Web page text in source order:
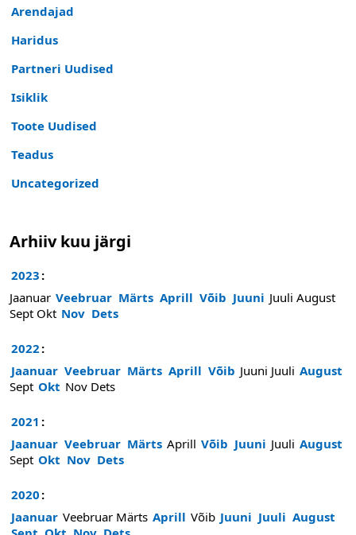
Arendajad
Haridus
Partneri Uudised
Isiklik
Toote Uudised
Teadus
Uncategorized
Arhiiv kuu järgi
2023 :
Jaanuar Veebruar Märts Aprill Võib Juuni Juuli August
Sept Okt Nov Dets
2022 :
Jaanuar Veebruar Märts Aprill Võib Juuni Juuli August
Sept Okt Nov Dets
2021 :
Jaanuar Veebruar Märts Aprill Võib Juuni Juuli August
Sept Okt Nov Dets
2020 :
Jaanuar Veebruar Märts Aprill Võib Juuni Juuli August